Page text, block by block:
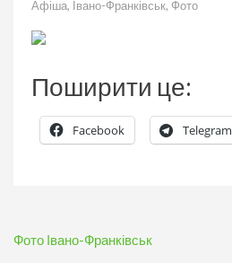
Афіша, Івано-Франківськ, Фото
Поширити це:
Facebook Telegram
Навігація
Фото Івано-Франківськ